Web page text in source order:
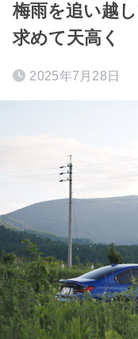
梅雨を追い越
求めて天高く
2025年7月28日